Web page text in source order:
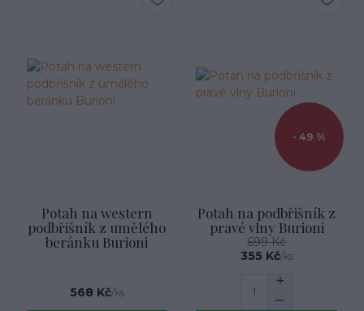
Potah na western
podbřišník z umělého
beránku Burioni
568 Kč/ks
- 49 %
Potah na podbřišník z
pravé vlny Burioni
699 Kč
355 Kč/ks